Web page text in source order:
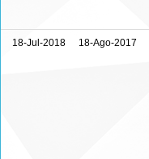
18-Jul-2018 18-Ago-2017